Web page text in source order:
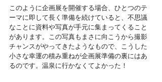
このように企画展を開催する場合、ひとつのテ
ーマに即して長く準備を続けていると、不思議
なことに資料や写真が手元に集まってくること
があります。この写真もまさに向こうから撮影
チャンスがやってきたようなもので、こうした
小さな幸運の積み重ねが企画展準備の裏にはあ
るのです。温泉に行かなくてよかった！